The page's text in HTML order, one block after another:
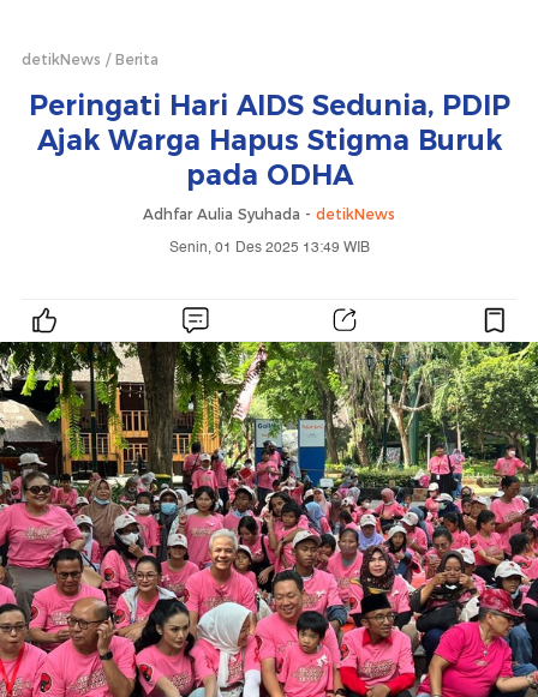
detikNews Berita
Peringati Hari AIDS Sedunia, PDIP
Ajak Warga Hapus Stigma Buruk
pada ODHA
Adhfar Aulia Syuhada - detikNews
Senin, 01 Des 2025 13:49 WIB